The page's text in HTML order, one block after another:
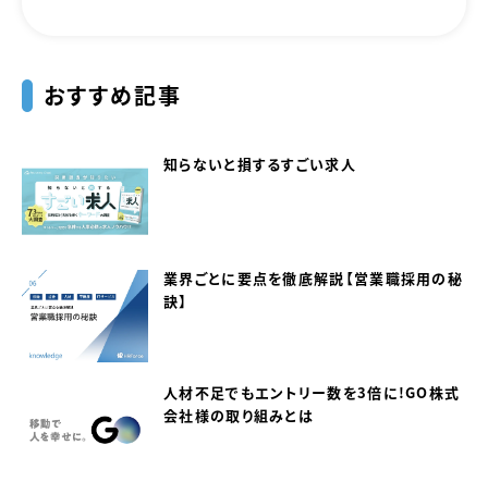
おすすめ記事
知らないと損するすごい求人
業界ごとに要点を徹底解説【営業職採用の秘
訣】
人材不足でもエントリー数を3倍に！GO株式
会社様の取り組みとは